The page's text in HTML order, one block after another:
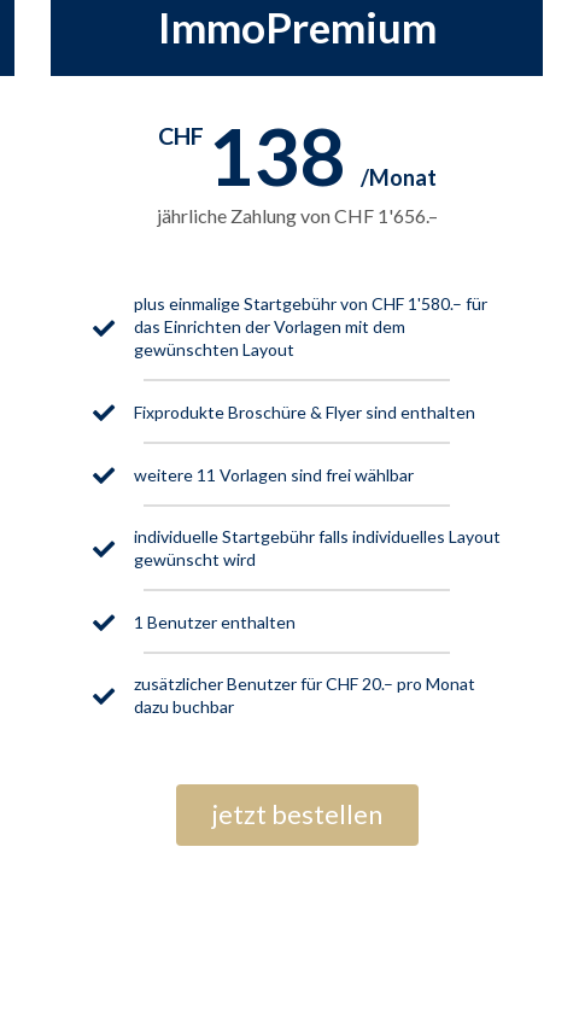
ImmoPremium
CHF 138
jährliche Zahlung von CHF 1'656.–
plus einmalige Startgebühr von CHF 1'580.– für
das Einrichten der Vorlagen mit dem
gewünschten Layout
Fixprodukte Broschüre & Flyer sind enthalten
weitere 11 Vorlagen sind frei wählbar
individuelle Startgebühr falls individuelles Layout
gewünscht wird
1 Benutzer enthalten
zusätzlicher Benutzer für CHF 20.– pro Monat
dazu buchbar
jetzt bestellen